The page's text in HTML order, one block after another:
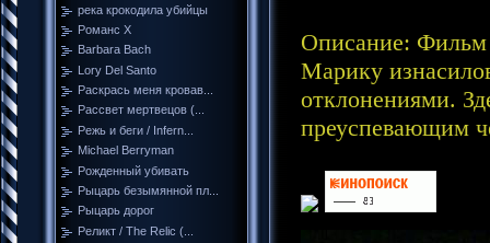
река крокодила убийцы
Романс Х
Barbara Bach
Lory Del Santo
Раскрась меня кровав...
Рассвет мертвецов (...
Режь и беги / Infern...
Michael Berryman
Рожденный убивать
Рыцарь безымянной пл...
Рыцарь дорог
Реликт / The Relic (...
Описание: Фильм
Марику
отклонениями.
преуспевающим